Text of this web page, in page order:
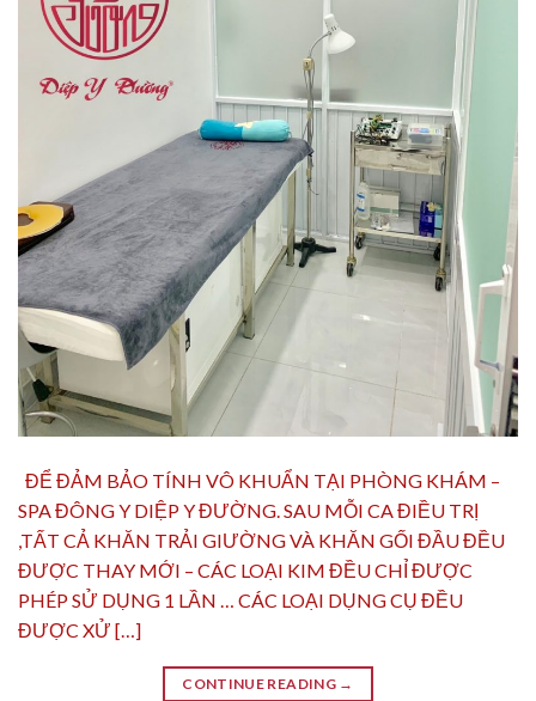
ĐỂ ĐẢM BẢO TÍNH VÔ KHUẨN TẠI PHÒNG KHÁM –
SPA ĐÔNG Y DIỆP Y ĐƯỜNG. SAU MỖI CA ĐIỀU TRỊ
,TẤT CẢ KHĂN TRẢI GIƯỜNG VÀ KHĂN GỐI ĐẦU ĐỀU
ĐƯỢC THAY MỚI – CÁC LOẠI KIM ĐỀU CHỈ ĐƯỢC
PHÉP SỬ DỤNG 1 LẦN … CÁC LOẠI DỤNG CỤ ĐỀU
ĐƯỢC XỬ […]
CONTINUE READING →